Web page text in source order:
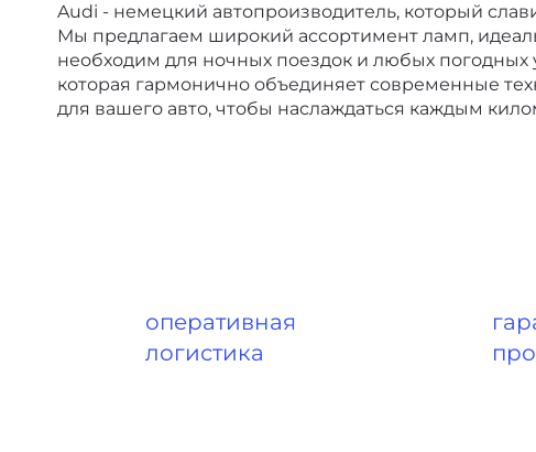
Audi - немецкий автопроизводитель, который
Мы предлагаем широкий ассортимент ламп,
необходим для ночных поездок и любых
которая гармонично объединяет современные
для вашего авто, чтобы наслаждаться каждым
оперативная
логистика